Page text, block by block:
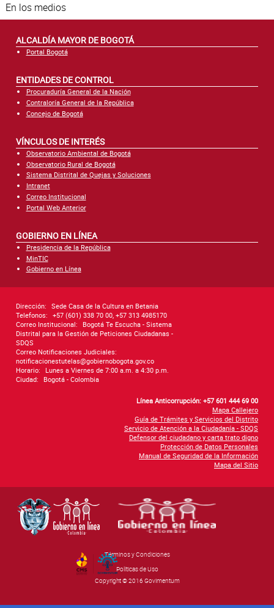
En los medios
ALCALDÍA MAYOR DE BOGOTÁ
Portal Bogotá
ENTIDADES DE CONTROL
Procuraduría General de la Nación
Contraloría General de la República
Concejo de Bogotá
VÍNCULOS DE INTERÉS
Observatorio Ambiental de Bogotá
Observatorio Rural de Bogotá
Sistema Distrital de Quejas y Soluciones
Intranet
Correo Institucional
Portal Web Anterior
GOBIERNO EN LÍNEA
Presidencia de la República
MinTIC
Gobierno en Línea
Dirección: Sede Casa de la Cultura en Betania
Telefonos: +57 (601) 338 70 00, +57 313 4985170
Correo Institucional:
Bogotá Te Escucha - Sistema
Distrital para la Gestión de Peticiones Ciudadanas -
SDQS
Correo Notificaciones Judiciales:
notificacionestutelas@gobiernobogota.gov.co
Horario:
Lunes a Viernes de 7:00 a.m. a 4:30 p.m.
Ciudad:
Bogotá - Colombia
Línea Anticorrupción: +57 601 444 69 00
Mapa Callejero
Guía de Trámites y Servicios del Distrito
Servicio de Atención a la Ciudadanía - SDQS
Defensor del ciudadano y carta trato digno
Protección de Datos Personales
Manual de Seguridad de la Información
Mapa del Sitio
Términos y Condiciones
Políticas de Uso
Copyright © 2016 Govimentum
By Govimentum